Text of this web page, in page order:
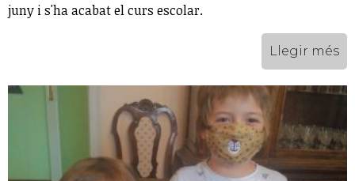
juny i s'ha acabat el curs escolar.
Llegir més